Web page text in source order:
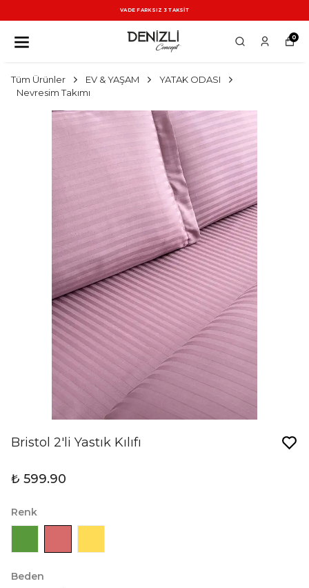
VADE FARKSIZ 3 TAKSİT
0
Tüm Ürünler EV & YAŞAM
YATAK ODASI
Nevresim Takımı
Bristol 2'li Yastık Kılıfı
₺ 599.90
Renk
Beden